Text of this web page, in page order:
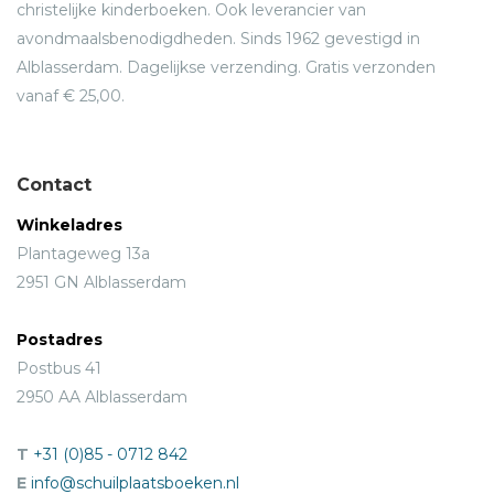
christelijke kinderboeken. Ook leverancier van
avondmaalsbenodigdheden. Sinds 1962 gevestigd in
Alblasserdam. Dagelijkse verzending. Gratis verzonden
vanaf € 25,00.
Contact
Winkeladres
Plantageweg 13a
2951 GN Alblasserdam
Postadres
Postbus 41
2950 AA Alblasserdam
T +31 (0)85 - 0712 842
E info@schuilplaatsboeken.nl